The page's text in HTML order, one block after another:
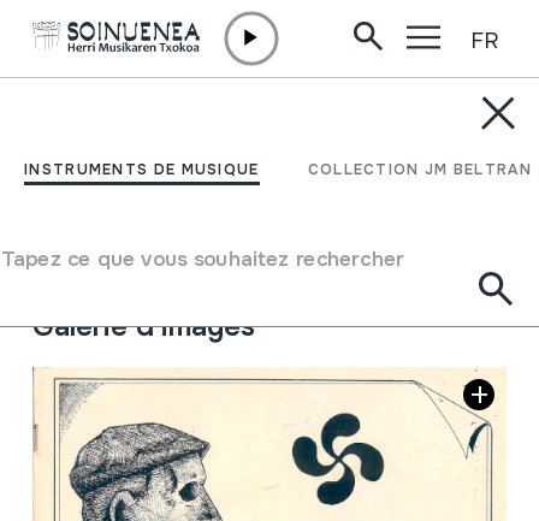
INSTRUMENTS DE MUSIQUE COLLECTION JM BELTRAN
Tapez ce que vous souhaitez rechercher
FR
Gure abestiak 1
Origine
EUROPE->EUSKAL HERRIA
Emplacement:
Galerie d'images